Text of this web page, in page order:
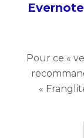
Pour ce «
«